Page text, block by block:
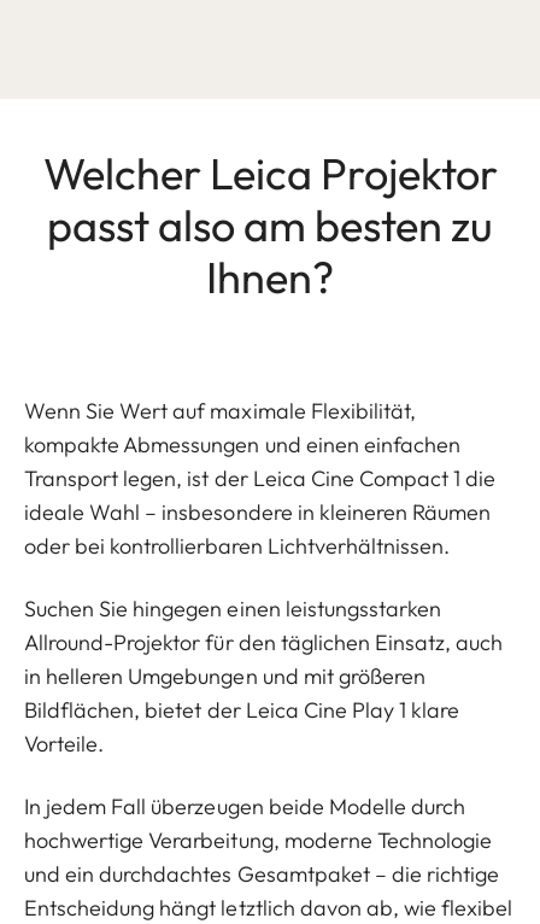
Welcher Leica Projektor
passt also am besten zu
Ihnen?
Wenn Sie Wert auf maximale Flexibilität,
kompakte Abmessungen und einen einfachen
Transport legen, ist der Leica Cine Compact 1 die
ideale Wahl – insbesondere in kleineren Räumen
oder bei kontrollierbaren Lichtverhältnissen.
Suchen Sie hingegen einen leistungsstarken
Allround-Projektor für den täglichen Einsatz, auch
in helleren Umgebungen und mit größeren
Bildflächen, bietet der Leica Cine Play 1 klare
Vorteile.
In jedem Fall überzeugen beide Modelle durch
hochwertige Verarbeitung, moderne Technologie
und ein durchdachtes Gesamtpaket – die richtige
Entscheidung hängt letztlich davon ab, wie flexibel